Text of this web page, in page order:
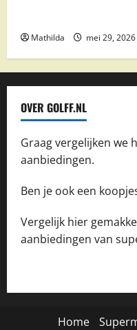
Mathilda mei 29, 2026
OVER GOLFF.NL
Graag vergelijken we
aanbiedingen.
Ben je ook een
Vergelijk hier
aanbiedingen van
Home